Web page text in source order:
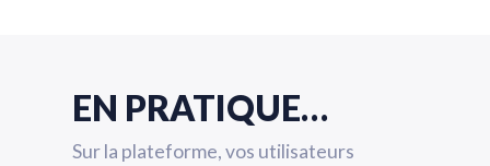
EN PRATIQUE…
Sur la plateforme, vos utilisateurs